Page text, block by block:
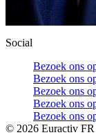
Social
Bezoek ons
Bezoek ons
Bezoek ons
Bezoek ons
Bezoek ons
© 2026 Euractiv FR